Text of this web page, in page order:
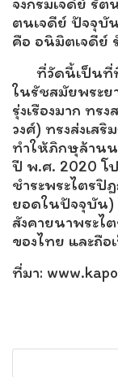
ตนเจดีย์ ปัจจุบั
คือ อนิมิตเจดีย์
ที่วัดนี้เป็นที่ที่
ในรัชสมัยพระย
รุ่งเรืองมาก ท
วงศ์) ทรงส่งเส
ทำให้ภิกษุล้านน
ปี พ.ศ. 2020 โ
ชำระพระไตรปิ
ยอดในปัจจุบัน)
สังคายนาพระไ
ของไทย และถื
ที่มา: